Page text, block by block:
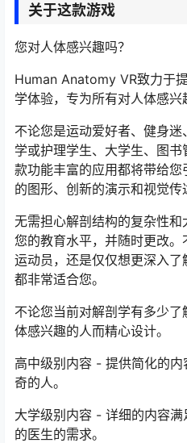
关于这款游戏
您对人体感兴趣吗？
Human Anatomy VR致力于
学体验，专为所有对人体感兴
不论您是运动爱好者、健身
学或护理学生、大学生、图
款功能丰富的应用都将带给
的图形、创新的演示和视觉传
无需担心解剖结构的复杂性
您的教育水平，并随时更改。
运动员，还是仅仅想更深入
都非常适合您。
不论您当前对解剖学有多少
体感兴趣的人而精心设计。
高中级别内容 - 提供简化的
奇的人。
大学级别内容 - 详细的内容
的医生的需求。